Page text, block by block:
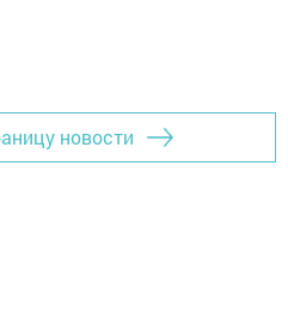
новости